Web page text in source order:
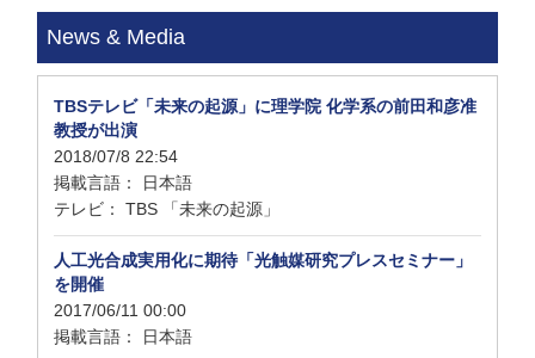
News & Media
TBSテレビ「未来の起源」に理学院 化学系の前田和彦准
教授が出演
2018/07/8 22:54
掲載言語： 日本語
テレビ： TBS 「未来の起源」
人工光合成実用化に期待「光触媒研究プレスセミナー」
を開催
2017/06/11 00:00
掲載言語： 日本語